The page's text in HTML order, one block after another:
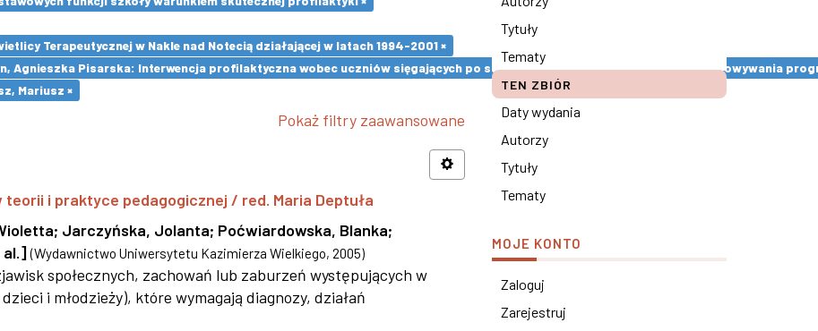
Terapeutycznej w Nakle nad Notecią działającej w latach 1994-2001 ×
Agnieszka Pisarska: Interwencja profilaktyczna wobec uczniów sięgających po substancje psychoaktywne. Etapy opracowywania
Mariusz ×
Pokaż filtry zaawansowane
i praktyce pedagogicznej / red. Maria Deptuła
; Jarczyńska, Jolanta; Poćwiardowska, Blanka;
(Wydawnictwo Uniwersytetu Kazimierza Wielkiego, 2005)
społecznych, zachowań lub zaburzeń występujących w
i młodzieży), które wymagają diagnozy, działań
Tytuły
Tematy
TEN ZBIÓR
Daty wydania
Autorzy
Tytuły
Tematy
MOJE KONTO
Zaloguj
Zarejestruj